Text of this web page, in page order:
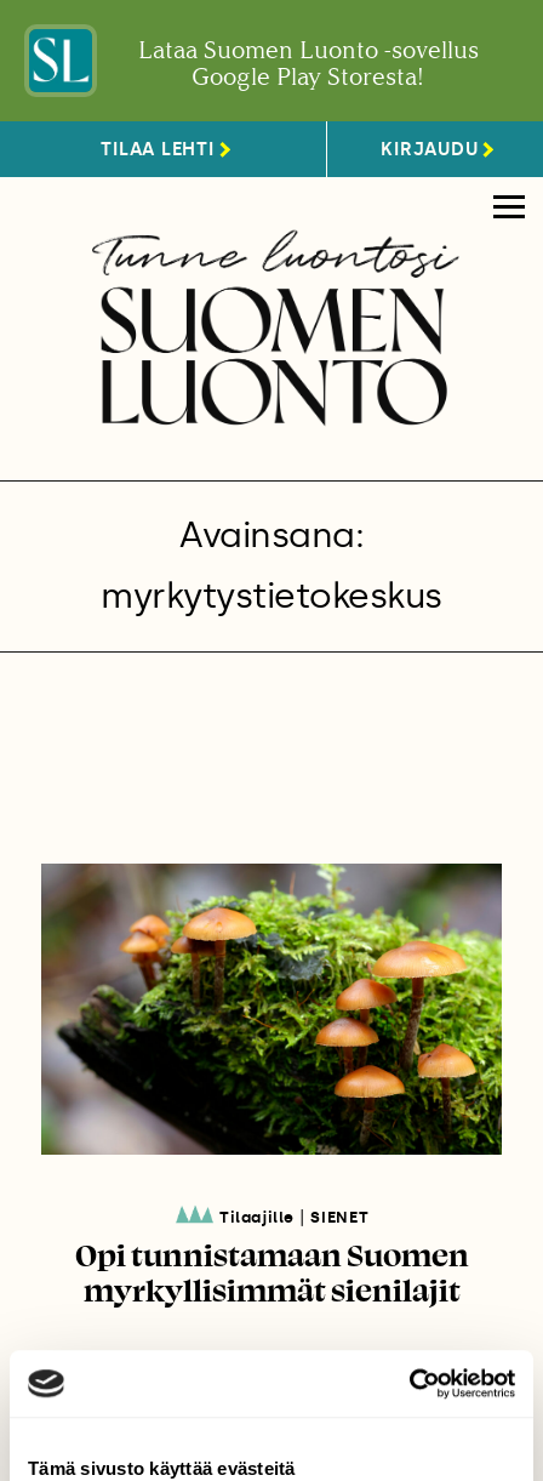
Tämä sivusto käyttää evästeitä
Lataa Suomen Luonto -sovellus
Google Play Storesta!
TILAA LEHTI KIRJAUDU
Avainsana:
myrkytystietokeskus
Tilaajille SIENET
Opi tunnistamaan Suomen
myrkyllisimmät sienilajit